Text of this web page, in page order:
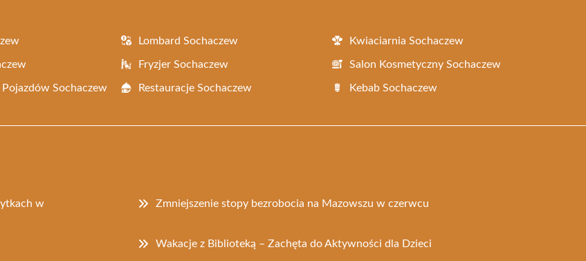
Lombard Sochaczew Kwiaciarnia Sochaczew
Fryzjer Sochaczew Salon Kosmetyczny Sochaczew
Sochaczew Restauracje Sochaczew Kebab Sochaczew
w
Zmniejszenie stopy bezrobocia na Mazowszu w czerwcu
Wakacje z Biblioteką – Zachęta do Aktywności dla Dzieci